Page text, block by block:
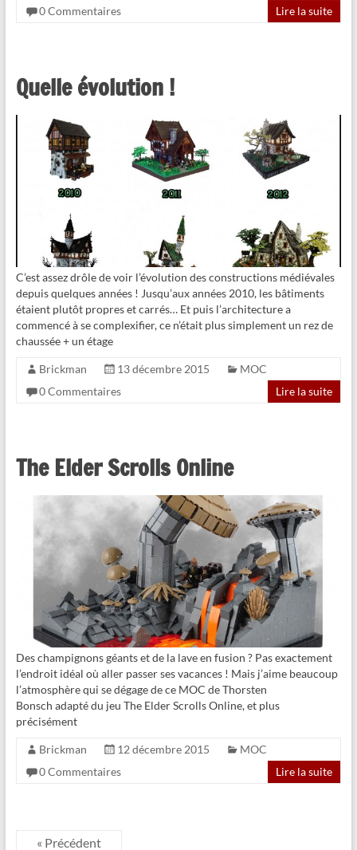
0 Commentaires
Lire la suite
Quelle évolution !
C’est assez drôle de voir l’évolution des constructions médiévales
depuis quelques années ! Jusqu’aux années 2010, les bâtiments
étaient plutôt propres et carrés… Et puis l’architecture a
commencé à se complexifier, ce n’était plus simplement un rez de
chaussée + un étage
Brickman 13 décembre 2015
MOC
0 Commentaires
Lire la suite
The Elder Scrolls Online
Des champignons géants et de la lave en fusion ? Pas exactement
l’endroit idéal où aller passer ses vacances ! Mais j’aime beaucoup
l’atmosphère qui se dégage de ce MOC de Thorsten
Bonsch adapté du jeu The Elder Scrolls Online, et plus
précisément
Brickman 12 décembre 2015
MOC
0 Commentaires
Lire la suite
« Précédent